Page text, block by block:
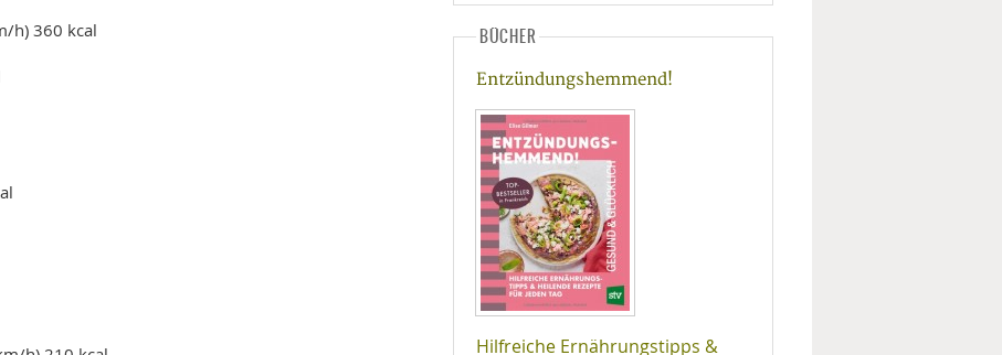
h) 360 kcal
BÜCHER
Entzündungshemmend!
Hilfreiche Ernährungstipps &